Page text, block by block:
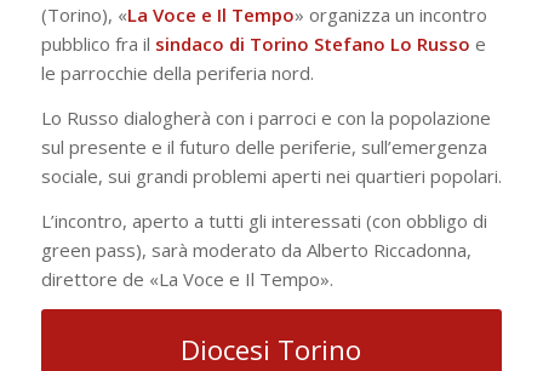
(Torino), «La Voce e Il Tempo» organizza un incontro
pubblico fra il sindaco di Torino Stefano Lo Russo e
le parrocchie della periferia nord.
Lo Russo dialogherà con i parroci e con la popolazione
sul presente e il futuro delle periferie, sull’emergenza
sociale, sui grandi problemi aperti nei quartieri popolari.
L’incontro, aperto a tutti gli interessati (con obbligo di
green pass), sarà moderato da Alberto Riccadonna,
direttore de «La Voce e Il Tempo».
Diocesi Torino